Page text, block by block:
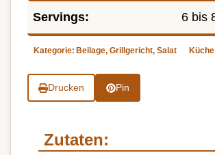
Servings: 6 bis
Kategorie: Beilage, Grillgericht, Salat
Drucken Pin
Zutaten: